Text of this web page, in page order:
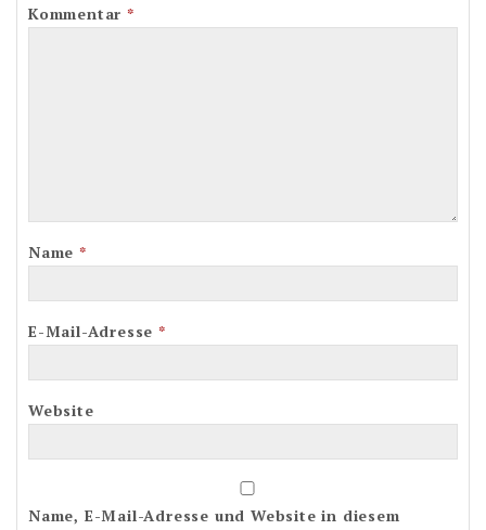
Kommentar*
Name *
E-Mail-Adresse*
Website
Name, E-Mail-Adresse und Website in diesem